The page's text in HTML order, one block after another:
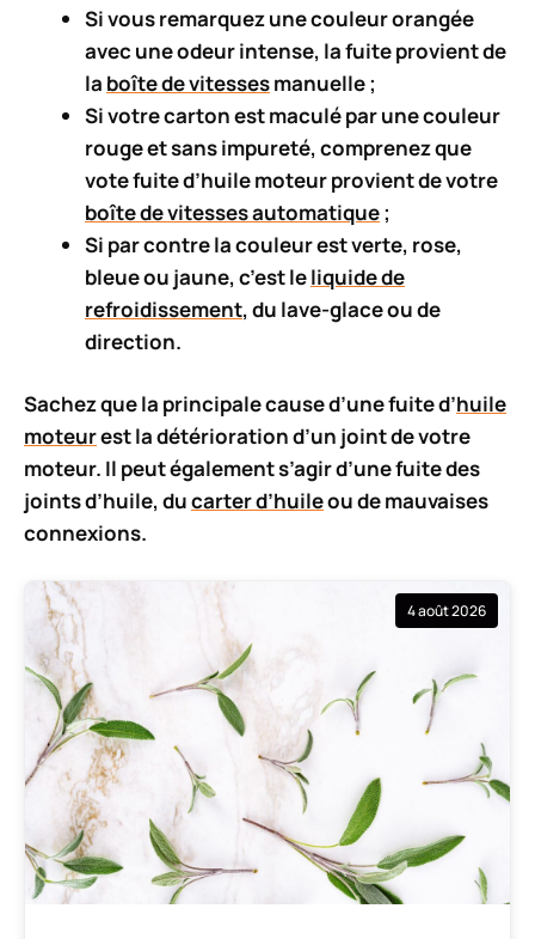
Si vous remarquez une couleur orangée
avec une odeur intense, la fuite provient de
la boîte de vitessesmanuelle;
Si votre carton est maculé par une couleur
rouge et sans impureté, comprenez que
vote fuite d’huile moteur provient de votre
boîte de vitesses automatique;
Si par contre la couleur est verte, rose,
bleue ou jaune, c’est leliquide de
refroidissement, du lave-glace ou de
direction.
Sachez que la principale cause d’une fuite d’huile
moteurest la détérioration d’un joint de votre
moteur. Il peut également s’agir d’une fuite des
joints d’huile, ducarter d’huileou de mauvaises
connexions.
4 août 2026